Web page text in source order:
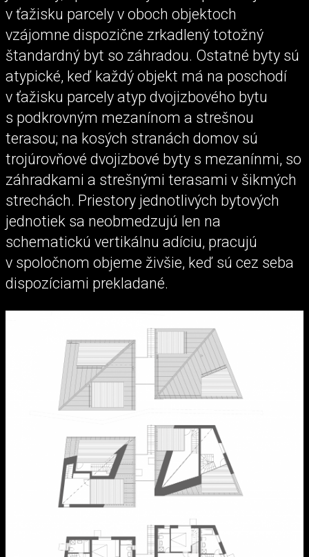
v ťažisku parcely v oboch objektoch
vzájomne dispozične zrkadlený totožný
štandardný byt so záhradou. Ostatné byty sú
atypické, keď každý objekt má na poschodí
v ťažisku parcely atyp dvojizbového bytu
s podkrovným mezanínom a strešnou
terasou; na kosých stranách domov sú
trojúrovňové dvojizbové byty s mezanínmi, so
záhradkami a strešnými terasami v šikmých
strechách. Priestory jednotlivých bytových
jednotiek sa neobmedzujú len na
schematickú vertikálnu adíciu, pracujú
v spoločnom objeme živšie, keď sú cez seba
dispozíciami prekladané.